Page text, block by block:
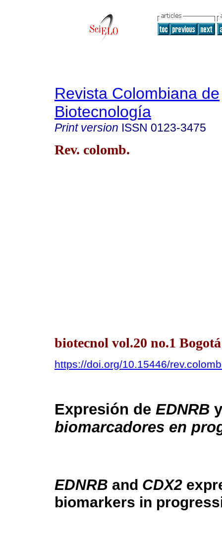
Revista Colombiana de
Biotecnología
Print version ISSN 0123-3475
Rev. colomb.
biotecnol vol.20 no.1
https://doi.org/10.15446/
Expresión de EDNRB
biomarcadores en
EDNRB and CDX2
biomarkers in